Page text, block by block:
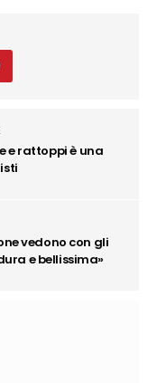
e rattoppi è una
vedono con gli
e bellissima»